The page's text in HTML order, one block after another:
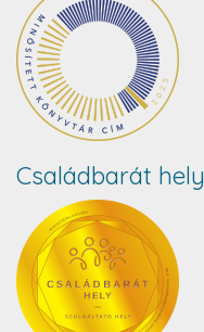
Családbarát hely